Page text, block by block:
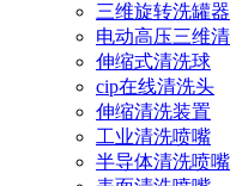
三维旋转洗罐器
电动高压三维
伸缩式清洗球
cip在线清洗头
伸缩清洗装置
工业清洗喷嘴
半导体清洗喷嘴
清洗角度 ：180°
接口规格：2"BSPT/NPT内
2-1/2"快速断开接头
清洗周期：10-30分钟
产品特点：